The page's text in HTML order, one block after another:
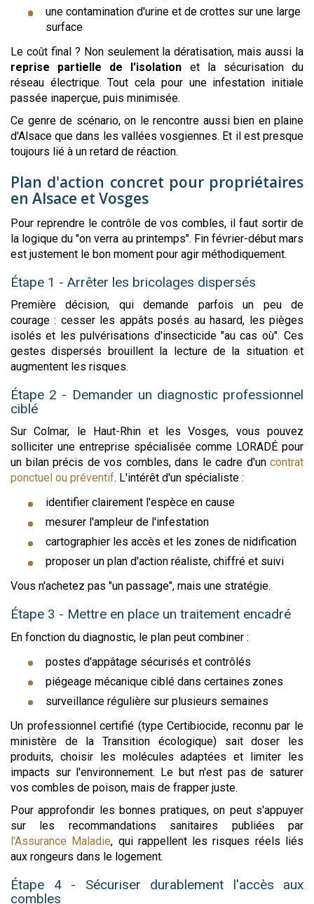
une contamination d'urine et de crottes sur une large
surface
Le coût final ? Non seulement la dératisation, mais aussi la
reprise partielle de l'isolation et la sécurisation du
réseau électrique. Tout cela pour une infestation initiale
passée inaperçue, puis minimisée.
Ce genre de scénario, on le rencontre aussi bien en plaine
d'Alsace que dans les vallées vosgiennes. Et il est presque
toujours lié à un retard de réaction.
Plan d'action concret pour propriétaires
en Alsace et Vosges
Pour reprendre le contrôle de vos combles, il faut sortir de
la logique du "on verra au printemps". Fin février-début mars
est justement le bon moment pour agir méthodiquement.
Étape 1 - Arrêter les bricolages dispersés
Première décision, qui demande parfois un peu de
courage : cesser les appâts posés au hasard, les pièges
isolés et les pulvérisations d'insecticide "au cas où". Ces
gestes dispersés brouillent la lecture de la situation et
augmentent les risques.
Étape 2 - Demander un diagnostic professionnel
ciblé
Sur Colmar, le Haut-Rhin et les Vosges, vous pouvez
solliciter une entreprise spécialisée comme LORADÉ pour
un bilan précis de vos combles, dans le cadre d'un contrat
ponctuel ou préventif. L'intérêt d'un spécialiste :
identifier clairement l'espèce en cause
mesurer l'ampleur de l'infestation
cartographier les accès et les zones de nidification
proposer un plan d'action réaliste, chiffré et suivi
Vous n'achetez pas "un passage", mais une stratégie.
Étape 3 - Mettre en place un traitement encadré
En fonction du diagnostic, le plan peut combiner :
postes d'appâtage sécurisés et contrôlés
piégeage mécanique ciblé dans certaines zones
surveillance régulière sur plusieurs semaines
Un professionnel certifié (type Certibiocide, reconnu par le
ministère de la Transition écologique) sait doser les
produits, choisir les molécules adaptées et limiter les
impacts sur l'environnement. Le but n'est pas de saturer
vos combles de poison, mais de frapper juste.
Pour approfondir les bonnes pratiques, on peut s'appuyer
sur les recommandations sanitaires publiées par
l'Assurance Maladie, qui rappellent les risques réels liés
aux rongeurs dans le logement.
Étape 4 - Sécuriser durablement l'accès aux
combles